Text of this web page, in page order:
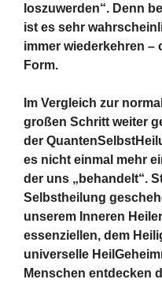
loszuwerden“. Denn
ist es sehr
immer wiederkehren
Form.
Im Vergleich zur
großen Schritt weiter
der
es nicht einmal mehr
der uns „behandelt“.
Selbstheilung
unserem Inneren
essenziellen, dem
universelle
Menschen entdecken